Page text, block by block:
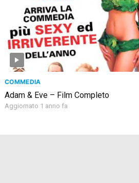
COMMEDIA
Adam & Eve – Film Completo
Aggiornato 1 anno fa